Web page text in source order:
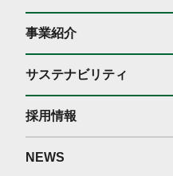
事業紹介
サステナビリティ
採用情報
NEWS